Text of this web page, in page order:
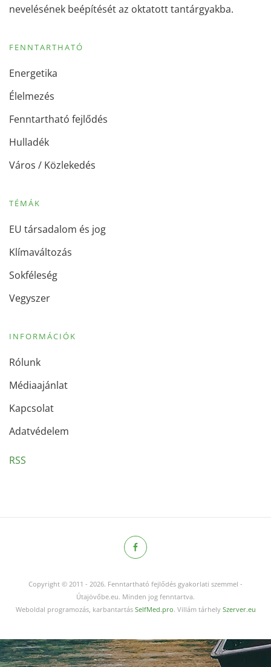
nevelésének beépítését az oktatott tantárgyakba.
FENNTARTHATÓ
Energetika
Élelmezés
Fenntartható fejlődés
Hulladék
Város / Közlekedés
TÉMÁK
EU társadalom és jog
Klímaváltozás
Sokféleség
Vegyszer
INFORMÁCIÓK
Rólunk
Médiaajánlat
Kapcsolat
Adatvédelem
RSS
Copyright © 2011 - 2026. Fenntartható fejlődés gyakorlati szemmel -
Útajövőbe.eu. Minden jog fenntartva.
Weboldal programozás, karbantartás SelfMed.pro. Villám tárhely Szerver.eu